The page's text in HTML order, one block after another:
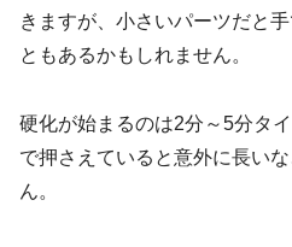
きますが、小さいパーツだと
ともあるかもしれません。
硬化が始まるのは2分～5分タ
で押さえていると意外に長い
ん。